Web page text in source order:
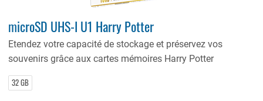
microSD UHS-I U1 Harry Potter
Etendez votre capacité de stockage et préservez vos
souvenirs grâce aux cartes mémoires Harry Potter
32 GB